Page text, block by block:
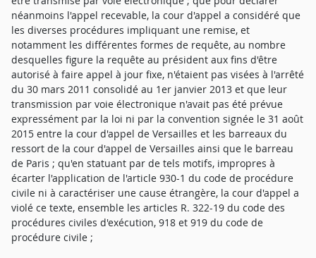
néanmoins l'appel recevable, la cour d'appel a considéré que
les diverses procédures impliquant une remise, et
notamment les différentes formes de requête, au nombre
desquelles figure la requête au président aux fins d'être
autorisé à faire appel à jour fixe, n'étaient pas visées à l'arrêté
du 30 mars 2011 consolidé au 1er janvier 2013 et que leur
transmission par voie électronique n'avait pas été prévue
expressément par la loi ni par la convention signée le 31 août
2015 entre la cour d'appel de Versailles et les barreaux du
ressort de la cour d'appel de Versailles ainsi que le barreau
de Paris ; qu'en statuant par de tels motifs, impropres à
écarter l'application de l'article 930-1 du code de procédure
civile ni à caractériser une cause étrangère, la cour d'appel a
violé ce texte, ensemble les articles R. 322-19 du code des
procédures civiles d'exécution, 918 et 919 du code de
procédure civile ;